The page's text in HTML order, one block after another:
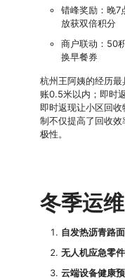
错峰奖励：晚7
放获双倍积分
商户联动：50
换早餐券
杭州王阿姨的经历
账0.5米以内；即时
即时返现让小区回
制不仅提高了回收
极性。
冬季运
自发热沥青路
无人机应急零
云端设备健康